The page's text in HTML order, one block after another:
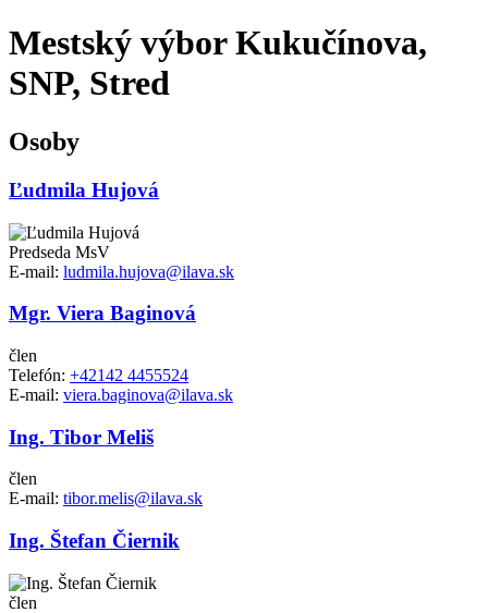
Mestský výbor Kukučínova,
SNP, Stred
Osoby
Ľudmila Hujová
Predseda MsV
E-mail: ludmila.hujova@ilava.sk
Mgr. Viera Baginová
člen
Telefón: +42142 4455524
E-mail: viera.baginova@ilava.sk
Ing. Tibor Meliš
člen
E-mail: tibor.melis@ilava.sk
Ing. Štefan Čiernik
člen